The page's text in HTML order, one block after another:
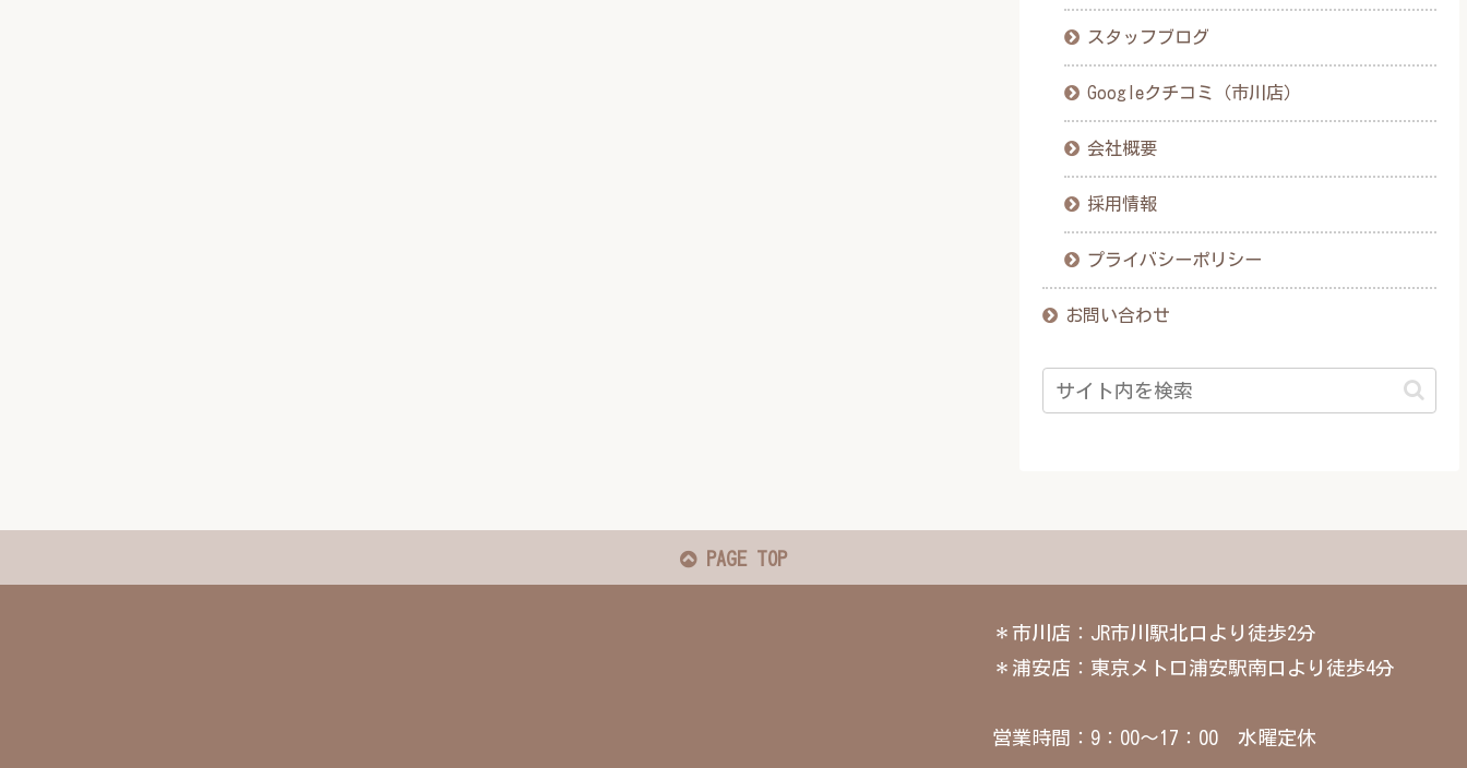
スタッフブログ
Googleクチコミ（市川店）
会社概要
採用情報
プライバシーポリシー
お問い合わせ
PAGE TOP
＊市川店：JR市川駅北口より徒歩2分
＊浦安店：東京メトロ浦安駅南口より徒歩4分
営業時間：9：00～17：00 水曜定休